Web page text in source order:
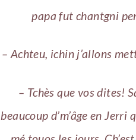
papa fut chantgni
– Achteu, ichin j’allons
– Tchès que vos dites!
beaucoup d’m’âge en